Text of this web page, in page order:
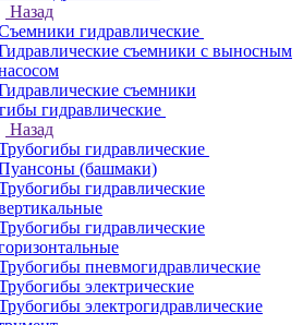
Назад
гидравлические
cъемники с выносным
съемники
гидравлические
Назад
гидравлические
(башмаки)
гидравлические
гидравлические
пневмогидравлические
электрические
электрогидравлические